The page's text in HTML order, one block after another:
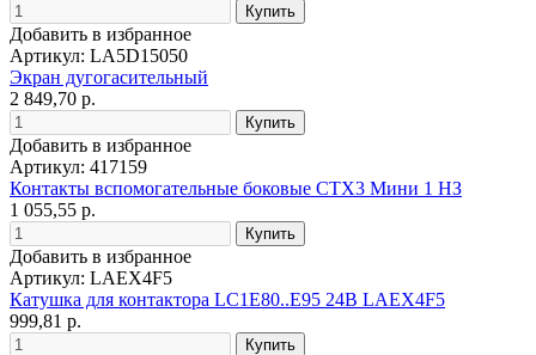
Добавить в избранное
Артикул: LA5D15050
Экран дугогасительный
2 849,70 р.
Добавить в избранное
Артикул: 417159
Контакты вспомогательные боковые CTX3 Мини 1 НЗ
1 055,55 р.
Добавить в избранное
Артикул: LAEX4F5
Катушка для контактора LC1E80..E95 24В LAEX4F5
999,81 р.